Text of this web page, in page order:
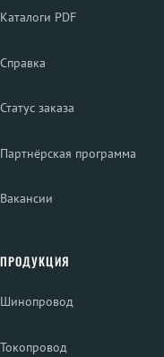
Каталоги PDF
Справка
Статус заказа
Партнёрская программа
Вакансии
ПРОДУКЦИЯ
Шинопровод
Токопровод